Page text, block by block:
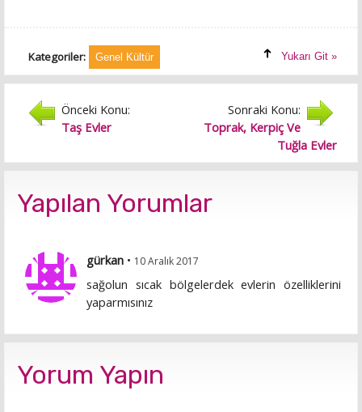
Kategoriler: Genel Kültür Yukarı Git »
Önceki Konu:
Taş Evler
Sonraki Konu:
Toprak, Kerpiç Ve
Tuğla Evler
Yapılan Yorumlar
gürkan • 10 Aralık 2017
sağolun sıcak bölgelerdek evlerin özelliklerini
yaparmısınız
Yorum Yapın